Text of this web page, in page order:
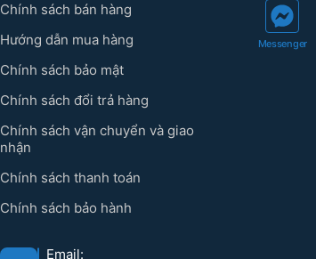
Chính sách bán hàng
Hướng dẫn mua hàng
Chính sách bảo mật
Chính sách đổi trả hàng
Chính sách vận chuyển và giao
nhận
Chính sách thanh toán
Chính sách bảo hành
Email:
Messenger